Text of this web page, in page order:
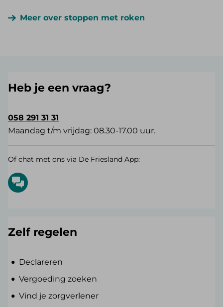
Meer over stoppen met roken
Heb je een vraag?
058 291 31 31
Maandag t/m vrijdag: 08.30-17.00 uur.
Of chat met ons via De Friesland App:
Zelf regelen
Declareren
Vergoeding zoeken
Vind je zorgverlener